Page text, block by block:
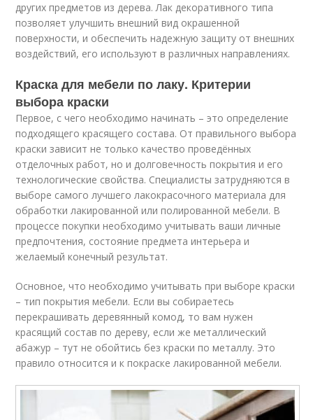
других предметов из дерева. Лак декоративного типа
позволяет улучшить внешний вид окрашенной
поверхности, и обеспечить надежную защиту от внешних
воздействий, его используют в различных направлениях.
Краска для мебели по лаку. Критерии
выбора краски
Первое, с чего необходимо начинать – это определение
подходящего красящего состава. От правильного выбора
краски зависит не только качество проведённых
отделочных работ, но и долговечность покрытия и его
технологические свойства. Специалисты затрудняются в
выборе самого лучшего лакокрасочного материала для
обработки лакированной или полированной мебели. В
процессе покупки необходимо учитывать ваши личные
предпочтения, состояние предмета интерьера и
желаемый конечный результат.
Основное, что необходимо учитывать при выборе краски
– тип покрытия мебели. Если вы собираетесь
перекрашивать деревянный комод, то вам нужен
красящий состав по дереву, если же металлический
абажур – тут не обойтись без краски по металлу. Это
правило относится и к покраске лакированной мебели.